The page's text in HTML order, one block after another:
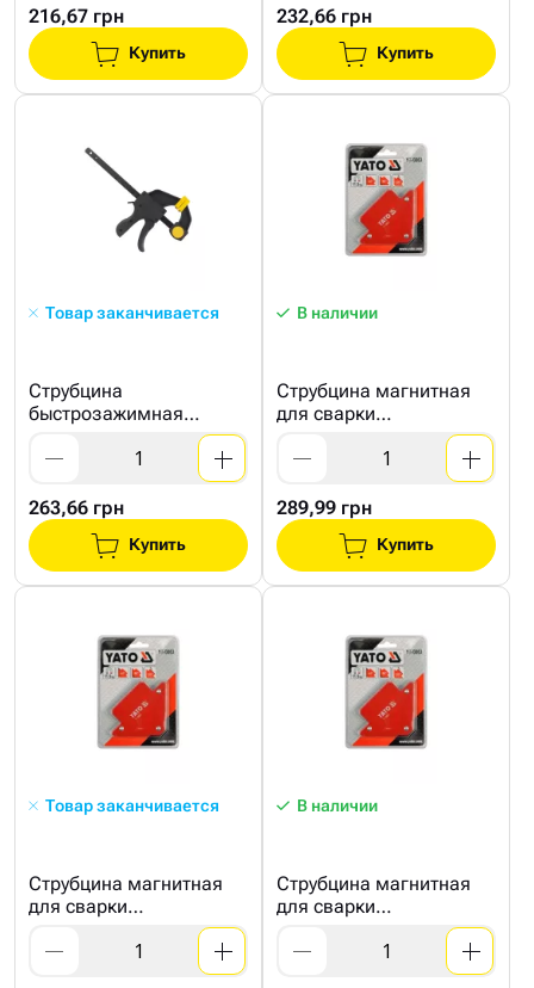
216,67 грн
Купить
232,66 грн
Купить
Товар заканчивается
Струбцина
быстрозажимная
263,66 грн
Купить
В наличии
Струбцина магнитная
для сварки
102х150х17мм 22,5кг
289,99 грн
Купить
Товар заканчивается
Струбцина магнитная
для сварки
В наличии
Струбцина магнитная
для сварки
122х190х25мм 34кг